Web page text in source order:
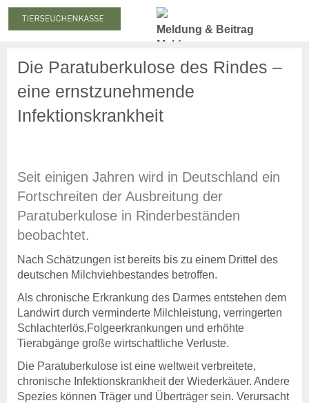
Meldung & Beitrag
Meldung
Meldepflicht
Meldung zum Stichtag
Nachmeldepflicht
Abmeldung
Beitragshöhe
Beitragsrechner
Beitragszahlung
Online-Service
Login
Anträge & Downloads
Beitragssatzung
Beihilfen & Leistungen
Entschädigung
Entschädigung -
Voraussetzung
Die Paratuberkulose des Rindes –
eine ernstzunehmende
Infektionskrankheit
Seit einigen Jahren wird in Deutschland ein
Fortschreiten der Ausbreitung der
Paratuberkulose in Rinderbeständen
beobachtet.
Nach Schätzungen ist bereits bis zu einem Drittel des
deutschen Milchviehbestandes betroffen.
Als chronische Erkrankung des Darmes entstehen dem
Landwirt durch verminderte Milchleistung, verringerten
Schlachterlös,Folgeerkrankungen und erhöhte
Tierabgänge große wirtschaftliche Verluste.
Die Paratuberkulose ist eine weltweit verbreitete,
chronische Infektionskrankheit der Wiederkäuer. Andere
Spezies können Träger und Überträger sein. Verursacht